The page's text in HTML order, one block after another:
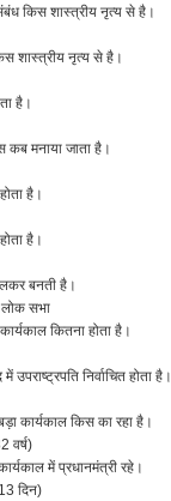
किस शास्त्रीय नृत्य से है।
शास्त्रीय नृत्य से है।
है।
कब मनाया जाता है।
है।
है।
बनती है।
लोक सभा
कितना होता है।
निर्वाचित होता है।
कार्यकाल किस का रहा है।
वर्ष)
में प्रधानमंत्री रहे।
दिन)